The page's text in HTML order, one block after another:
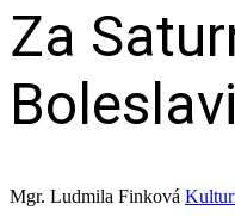
Za
Boleslavi
Mgr. Ludmila Finková